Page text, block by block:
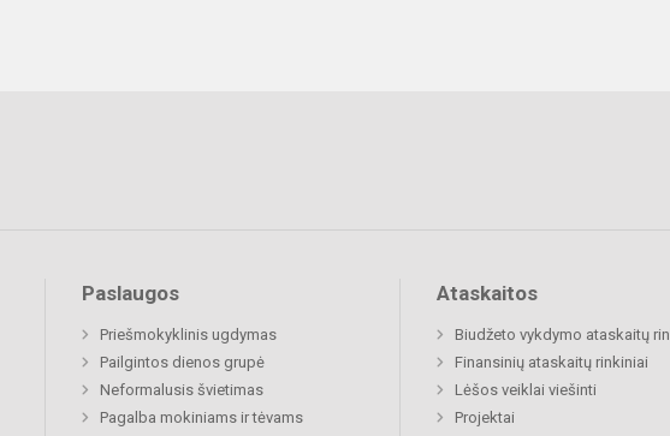
Paslaugos
Priešmokyklinis ugdymas
Pailgintos dienos grupė
Neformalusis švietimas
Pagalba mokiniams ir tėvams
Ataskaitos
Biudžeto vykdymo ataskaitų
Finansinių ataskaitų rinkiniai
Lėšos veiklai viešinti
Projektai